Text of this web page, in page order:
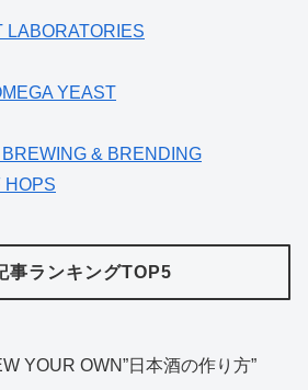
LABORATORIES
YEAST
& BRENDING
HOPS
事ランキングTOP5
YOUR OWN”日本酒の作り方”